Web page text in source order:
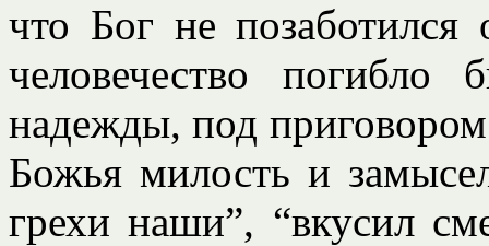
что Бог не
человечество
надежды, под
Божья милость и
грехи наши”, “вкусил